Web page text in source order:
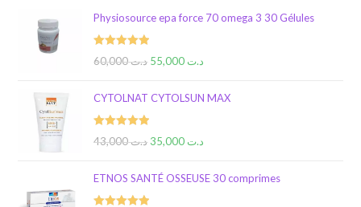
Physiosource epa force 70 omega 3 30 Gélules
Rated 5.00د.ت60,000 د.ت
CYTOLNAT CYTOLSUN MAX
Rated 5.00د.ت43,000 د.ت
ETNOS SANTÉ OSSEUSE 30 comprimes